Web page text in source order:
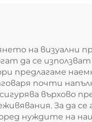
на
да се
предлагаме
почти
върхово
За да
нуждите на